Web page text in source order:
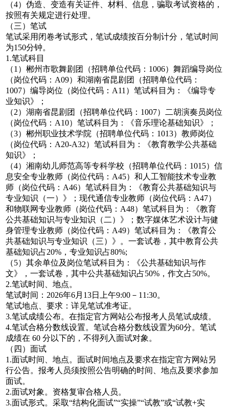
（4）伪造、变造有关证件、材料、信息，骗取考试资格的，
按照有关规定进行处理。
（三）笔试
笔试采用闭卷考试形式，笔试成绩按百分制计分，笔试时间
为150分钟。
1.笔试科目
（1）郴州市歌舞剧团（招聘单位代码：1006）舞蹈编导岗位
（岗位代码：A09）和湖南省昆剧团（招聘单位代码：
1007）编导岗位（岗位代码：A11）笔试科目为：《编导专
业知识》；
（2）湖南省昆剧团（招聘单位代码：1007）二胡演奏员岗位
（岗位代码：A10）笔试科目为：《音乐理论基础知识》；
（3）郴州职业技术学院（招聘单位代码：1013）教师岗位
（岗位代码：A20-A32）笔试科目为：《教育教学公共基础
知识》；
（4）湘南幼儿师范高等专科学校（招聘单位代码：1015）信
息安全专业教师（岗位代码：A45）和人工智能技术专业教
师（岗位代码：A46）笔试科目为：《教育公共基础知识与
专业知识（一）》；现代通信专业教师（岗位代码：A47）
和物联网专业教师（岗位代码：A48）笔试科目为：《教育
公共基础知识与专业知识（二）》；数字媒体艺术设计与健
身管理专业教师（岗位代码：A49）笔试科目为：《教育公
共基础知识与专业知识（三）》。一套试卷，其中教育公共
基础知识占20%，专业知识占80%;
（5）其余单位及岗位笔试科目为：《公共基础知识与作
文》，一套试卷，其中公共基础知识占50%，作文占50%。
2.笔试时间、地点。
笔试时间：2026年6月13日上午9:00－11:30。
笔试地点、要求：详见笔试准考证。
3.笔试成绩公布。在指定官方网站公布报考人员笔试成绩。
4.笔试合格分数线设置。笔试合格分数线设置为60分。笔试
成绩在 60 分以下的，不得列入面试对象。
（四）面试
1.面试时间、地点。面试时间地点及要求在指定官方网站另
行公告。报考人员须按照公告明确的时间、地点及要求参加
面试。
2.面试对象。资格复审合格人员。
3.面试形式。采取“结构化面试”“实操”“试教”或“试教+实